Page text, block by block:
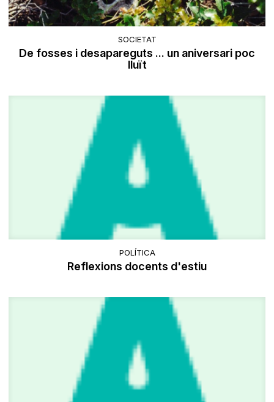
SOCIETAT
De fosses i desapareguts ... un aniversari poc
lluït
POLÍTICA
Reflexions docents d'estiu